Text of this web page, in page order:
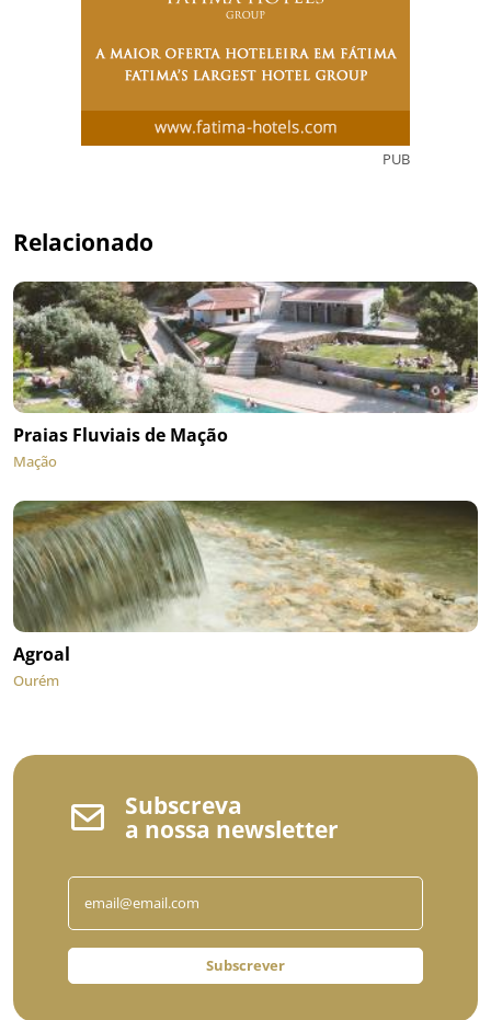
PUB
Relacionado
Praias Fluviais de Mação
Mação
Agroal
Ourém
Subscreva
a nossa newsletter
Subscrever